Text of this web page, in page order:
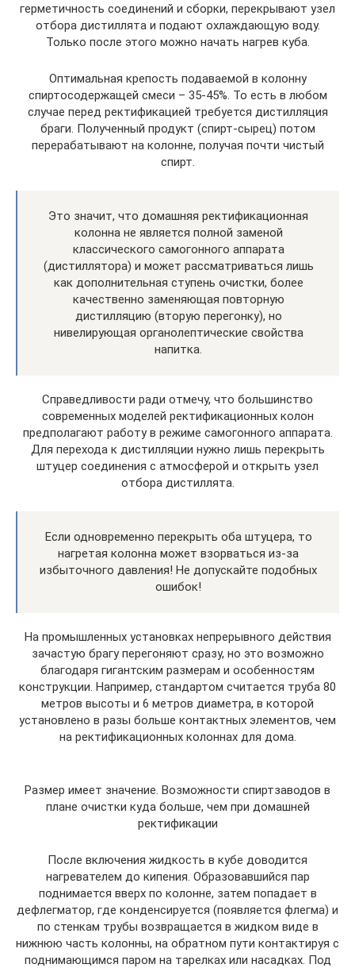
герметичность соединений и сборки, перекрывают узел
отбора дистиллята и подают охлаждающую воду.
Только после этого можно начать нагрев куба.
Оптимальная крепость подаваемой в колонну
спиртосодержащей смеси – 35-45%. То есть в любом
случае перед ректификацией требуется дистилляция
браги. Полученный продукт (спирт-сырец) потом
перерабатывают на колонне, получая почти чистый
спирт.
Это значит, что домашняя ректификационная
колонна не является полной заменой
классического самогонного аппарата
(дистиллятора) и может рассматриваться лишь
как дополнительная ступень очистки, более
качественно заменяющая повторную
дистилляцию (вторую перегонку), но
нивелирующая органолептические свойства
напитка.
Справедливости ради отмечу, что большинство
современных моделей ректификационных колон
предполагают работу в режиме самогонного аппарата.
Для перехода к дистилляции нужно лишь перекрыть
штуцер соединения с атмосферой и открыть узел
отбора дистиллята.
Если одновременно перекрыть оба штуцера, то
нагретая колонна может взорваться из-за
избыточного давления! Не допускайте подобных
ошибок!
На промышленных установках непрерывного действия
зачастую брагу перегоняют сразу, но это возможно
благодаря гигантским размерам и особенностям
конструкции. Например, стандартом считается труба 80
метров высоты и 6 метров диаметра, в которой
установлено в разы больше контактных элементов, чем
на ректификационных колоннах для дома.
Размер имеет значение. Возможности спиртзаводов в
плане очистки куда больше, чем при домашней
ректификации
После включения жидкость в кубе доводится
нагревателем до кипения. Образовавшийся пар
поднимается вверх по колонне, затем попадает в
дефлегматор, где конденсируется (появляется флегма) и
по стенкам трубы возвращается в жидком виде в
нижнюю часть колонны, на обратном пути контактируя с
поднимающимся паром на тарелках или насадках. Под